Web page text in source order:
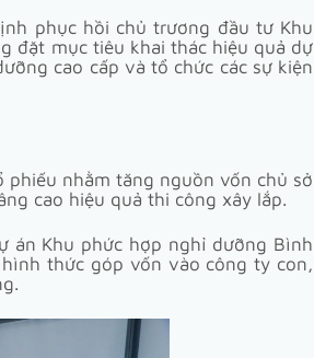
phục hồi chủ trương đầu tư Khu
đặt mục tiêu khai thác hiệu quả dự
cao cấp và tổ chức các sự kiện
nhằm tăng nguồn vốn chủ sở
cao hiệu quả thi công xây lắp.
án Khu phức hợp nghỉ dưỡng Bình
thức góp vốn vào công ty con,